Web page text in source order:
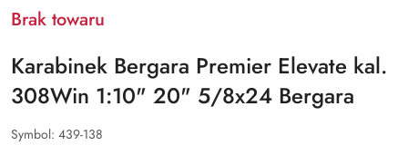
Brak towaru
Karabinek Bergara Premier Elevate kal.
308Win 1:10" 20" 5/8x24 Bergara
Symbol: 439-138